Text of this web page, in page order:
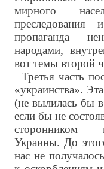
мирного
преследования
пропаганда
народами,
вот темы второй
Третья часть
«украинства».
(не вылилась бы
если бы не
сторонником
Украины. До
нас не